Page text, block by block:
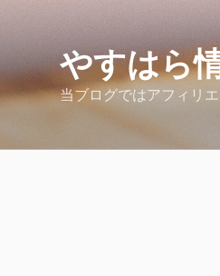
やすはら
当ブログではアフィリ